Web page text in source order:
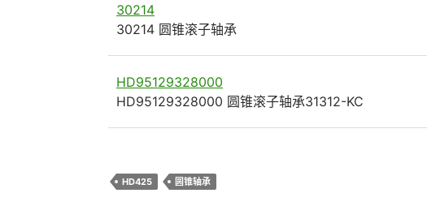
30214
30214 圆锥滚子轴承
HD95129328000
HD95129328000 圆锥滚子轴承31312-KC
HD425 圆锥轴承